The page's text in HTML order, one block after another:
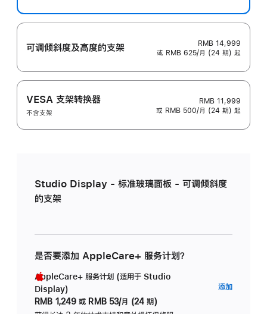
可调倾斜度及高‍度的支‍架
RMB 14,999
或 RMB 625/月 (24 期) 起
VESA 支架转换器
不含支架
RMB 11,999
或 RMB 500/月 (24 期) 起
Studio Display - 标准玻璃面板 - 可调倾斜度
的支架
是否要添加 AppleCare+ 服务计划？
AppleCare+ 服务计划 (适用于 Studio
Display)
RMB 1,249 或 RMB 53/月 (24 期)
添加